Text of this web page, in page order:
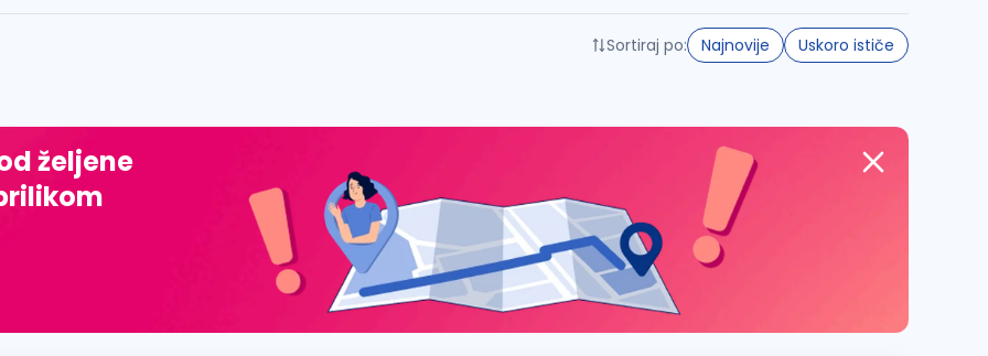
đ, ž, dž)
Sortiraj po: Najnovije Uskoro ističe
željene